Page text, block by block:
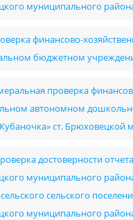
муниципального
финансово-
бюджетном
проверка
автономном
ст.
достоверности
муниципального
сельского
муниципального